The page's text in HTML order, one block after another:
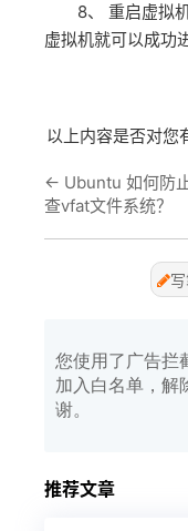
8、 重启虚拟机
虚拟机就可以成功
以上内容是否对您
← Ubuntu 如何防
查vfat文件系统？
您使用了广告拦
加入白名单，解
谢。
推荐文章